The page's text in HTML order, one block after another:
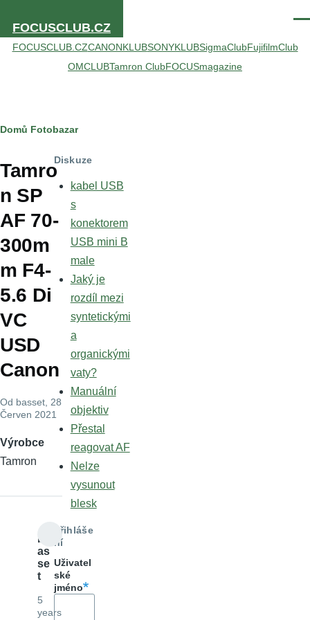
FOCUSCLUB.CZ
FOCUSCLUB.CZCANONKLUBSONYKLUBSigmaClubFujifilmClub
OMCLUBTamron ClubFOCUSmagazine
Drobečková
navigace
Domů Fotobazar
Tamro
n SP
AF 70-
300m
m F4-
5.6 Di
VC
USD
Canon
Od basset , 28
Červen 2021
Výrobce
Tamron
b
as
se
t
5
years
Diskuze
kabel USB
s
konektorem
USB mini B
male
Jaký je
rozdíl mezi
syntetickými
a
organickými
vaty?
Manuální
objektiv
Přestal
reagovat AF
Nelze
vysunout
blesk
Přihláše
ní
Uživatel
ské
jméno